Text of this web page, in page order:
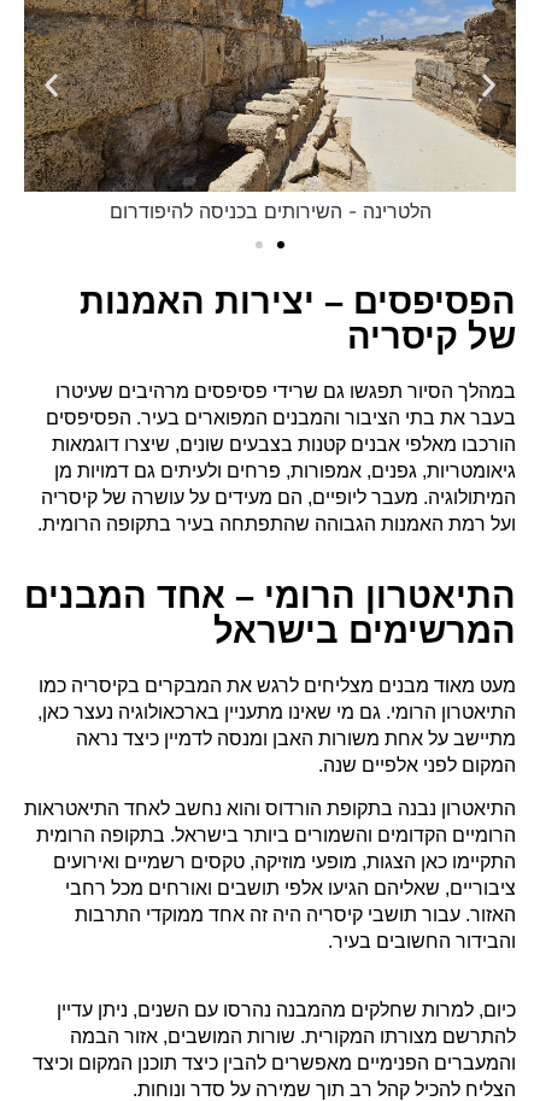
הלטרינה - השירותים בכניסה להיפודרום
הפסיפסים – יצירות האמנות
של קיסריה
במהלך הסיור תפגשו גם שרידי פסיפסים מרהיבים שעיטרו
בעבר את בתי הציבור והמבנים המפוארים בעיר. הפסיפסים
הורכבו מאלפי אבנים קטנות בצבעים שונים, שיצרו דוגמאות
גיאומטריות, גפנים, אמפורות, פרחים ולעיתים גם דמויות מן
המיתולוגיה. מעבר ליופיים, הם מעידים על עושרה של קיסריה
ועל רמת האמנות הגבוהה שהתפתחה בעיר בתקופה הרומית.
התיאטרון הרומי – אחד המבנים
המרשימים בישראל
מעט מאוד מבנים מצליחים לרגש את המבקרים בקיסריה כמו
התיאטרון הרומי. גם מי שאינו מתעניין בארכאולוגיה נעצר כאן,
מתיישב על אחת משורות האבן ומנסה לדמיין כיצד נראה
המקום לפני אלפיים שנה.
התיאטרון נבנה בתקופת הורדוס והוא נחשב לאחד התיאטראות
הרומיים הקדומים והשמורים ביותר בישראל. בתקופה הרומית
התקיימו כאן הצגות, מופעי מוזיקה, טקסים רשמיים ואירועים
ציבוריים, שאליהם הגיעו אלפי תושבים ואורחים מכל רחבי
האזור. עבור תושבי קיסריה היה זה אחד ממוקדי התרבות
והבידור החשובים בעיר.
כיום, למרות שחלקים מהמבנה נהרסו עם השנים, ניתן עדיין
להתרשם מצורתו המקורית. שורות המושבים, אזור הבמה
והמעברים הפנימיים מאפשרים להבין כיצד תוכנן המקום וכיצד
הצליח להכיל קהל רב תוך שמירה על סדר ונוחות.